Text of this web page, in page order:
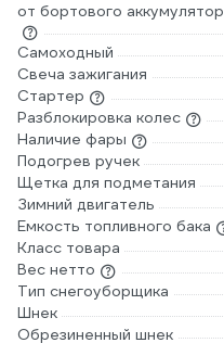
от бортового
Самоходный
Свеча зажигания
Стартер
Разблокировка колес
Наличие фары
Подогрев ручек
Щетка для подметания
Зимний двигатель
Емкость топливного бака
Класс товара
Вес нетто
Тип снегоуборщика
Шнек
Обрезиненный шнек